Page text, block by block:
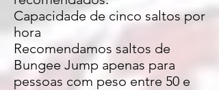
Capacidade de cinco saltos por
hora
Recomendamos saltos de
Bungee Jump apenas para
pessoas com peso entre 50 e